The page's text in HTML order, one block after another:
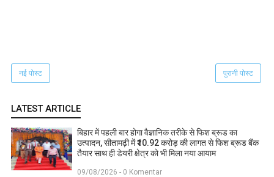
नई पोस्ट पुरानी पोस्ट
LATEST ARTICLE
बिहार में पहली बार होगा वैज्ञानिक तरीके से फिश ब्रूड का
उत्पादन, सीतामढ़ी में ₹10.92 करोड़ की लागत से फिश ब्रूड बैंक
तैयार साथ ही डेयरी क्षेत्र को भी मिला नया आयाम
09/08/2026 - 0 Komentar